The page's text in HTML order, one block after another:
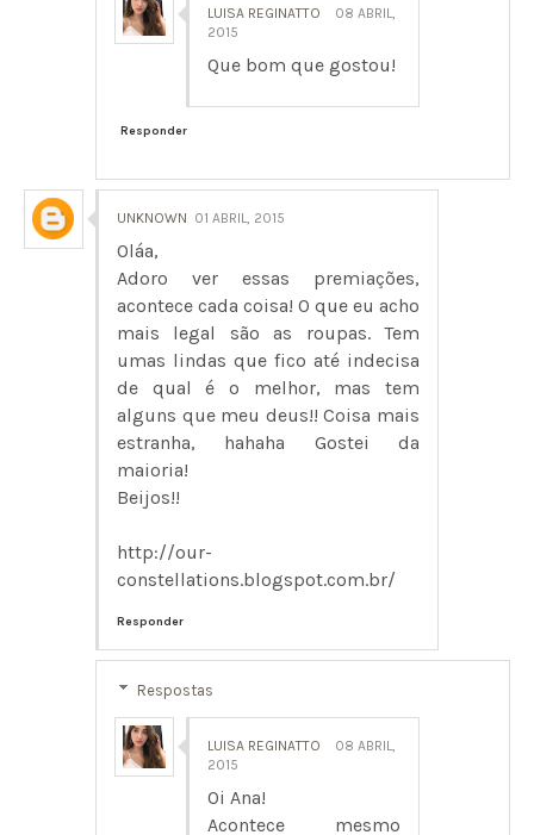
LUISA REGINATTO
08 ABRIL,
2015
Que bom que gostou!
Responder
UNKNOWN 01 ABRIL, 2015
Oláa,
Adoro ver essas premiações,
acontece cada coisa! O que eu acho
mais legal são as roupas. Tem
umas lindas que fico até indecisa
de qual é o melhor, mas tem
alguns que meu deus!! Coisa mais
estranha, hahaha Gostei da
maioria!
Beijos!!
http://our-
constellations.blogspot.com.br/
Responder
Respostas
LUISA REGINATTO
08 ABRIL,
2015
Oi Ana!
Acontece mesmo